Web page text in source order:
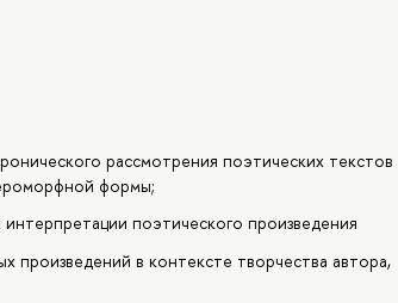
рассмотрения поэтических текстов
формы;
поэтического произведения
произведений в контексте творчества автора,